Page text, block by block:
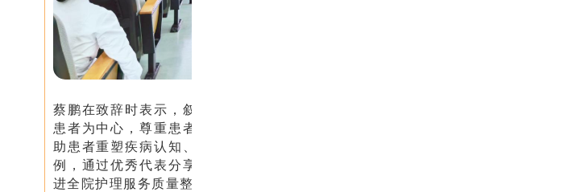
蔡鹏在致辞时表示，叙事护理是聚焦人文关怀的现代化护理服务模式，始终坚持
患者为中心，尊重患者个体感受。通过倾听患者就医故事，解读患者内心需求，
助患者重塑疾病认知、重构生活意义。本次分享会汇集全院各护理片区一线典型
例，通过优秀代表分享临床真实护理故事，进一步推动叙事护理理念深入人心，
进全院护理服务质量整体提升。